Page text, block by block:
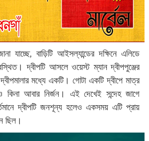
যাচ্ছে, বাড়িটি আইসল্যান্ডের দক্ষিনে এলিডে
দ্বীপটি আসলে ওয়েস্ট ম্যান দ্বীপপুঞ্জের
মধ্যে একটি। গোটা একটি দ্বীপে মাত্র
কিনা আবার নির্জন। এই দেখেই সন্দেহ জাগে
দ্বীপটি জনশূন্য হলেও একসময় এটি প্রায়
ছিল।